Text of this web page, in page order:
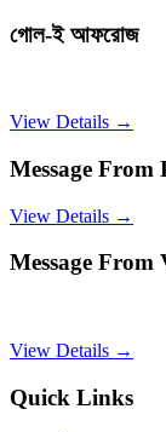
গোল-ই আফরোজ
View Details →
Message From
View Details →
Message From
View Details →
Quick Links